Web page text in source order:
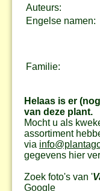
Auteurs:
Engelse namen:
Familie:
Helaas is er
van deze plant.
Mocht u als
assortiment
via
gegevens hier
Zoek foto's van '
Google